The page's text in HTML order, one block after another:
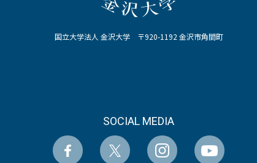
国立大学法人 金沢大学 〒920-1192 金沢市角間町
SOCIAL MEDIA